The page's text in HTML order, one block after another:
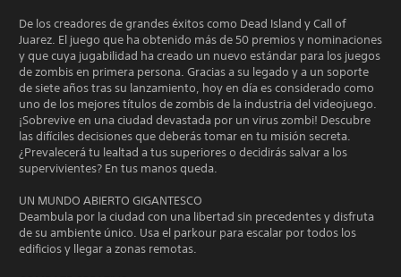
De los creadores de grandes éxitos como Dead Island y Call of
Juarez. El juego que ha obtenido más de 50 premios y nominaciones
y que cuya jugabilidad ha creado un nuevo estándar para los juegos
de zombis en primera persona. Gracias a su legado y a un soporte
de siete años tras su lanzamiento, hoy en día es considerado como
uno de los mejores títulos de zombis de la industria del videojuego.
¡Sobrevive en una ciudad devastada por un virus zombi! Descubre
las difíciles decisiones que deberás tomar en tu misión secreta.
¿Prevalecerá tu lealtad a tus superiores o decidirás salvar a los
supervivientes? En tus manos queda.
UN MUNDO ABIERTO GIGANTESCO
Deambula por la ciudad con una libertad sin precedentes y disfruta
de su ambiente único. Usa el parkour para escalar por todos los
edificios y llegar a zonas remotas.